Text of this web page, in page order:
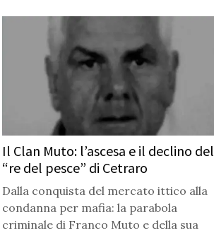
Il Clan Muto: l’ascesa e il declino del
“re del pesce” di Cetraro
Dalla conquista del mercato ittico alla
condanna per mafia: la parabola
criminale di Franco Muto e della sua